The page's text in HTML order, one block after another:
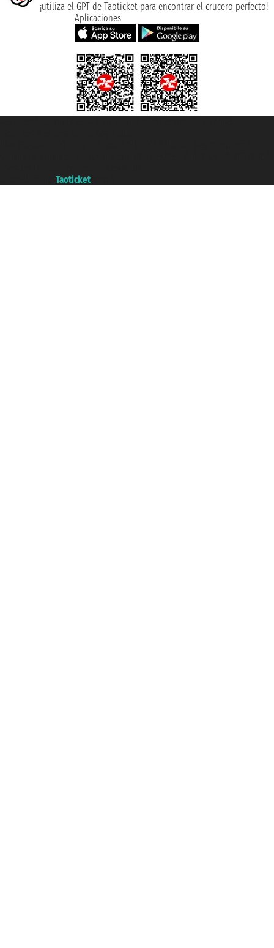
¡utiliza el GPT de Taoticket para encontrar el crucero perfecto!
Aplicaciones
Taoticket